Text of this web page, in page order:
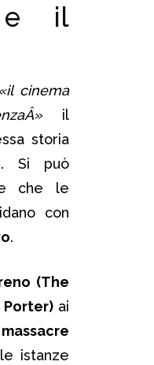
e il
cinema
il
storia
Si può
che le
con
.
(The
Porter) ai
istanze